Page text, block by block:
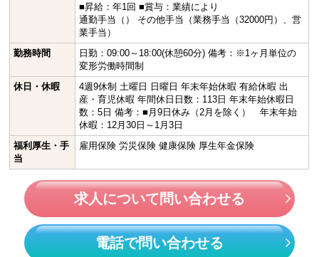
■昇給：年1回 ■賞与：業績により
通勤手当（） その他手当（業務手当（32000円）、営
業手当）
勤務時間
日勤：09:00～18:00(休憩60分) 備考：※1ヶ月単位の
変形労働時間制
休日・休暇
4週9休制 土曜日 日曜日 年末年始休暇 有給休暇 出
産・育児休暇 年間休日日数：113日 年末年始休暇日
数：5日 備考：■月9日休み（2月を除く） 年末年始
休暇：12月30日～1月3日
福利厚生・手
当
雇用保険 労災保険 健康保険 厚生年金保険
求人について問い合わせる
電話で問い合わせる